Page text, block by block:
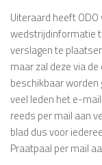
Uiteraard heeft
wedstrijdinformatie
verslagen te
maar zal deze via
beschikbaar worden
veel leden het e-
reeds per mail aan
blad dus voor
Praatpaal per mail